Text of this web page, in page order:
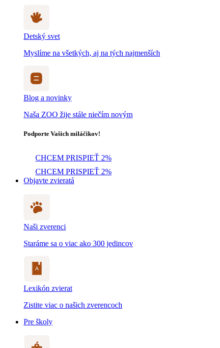
Detský svet
Myslíme na všetkých, aj na tých najmenších
Blog a novinky
Naša ZOO žije stále niečím novým
Podporte Vašich miláčikov!
CHCEM PRISPIEŤ 2%
CHCEM PRISPIEŤ 2%
Objavte zvieratá
Naši zverenci
Staráme sa o viac ako 300 jedincov
Lexikón zvierat
Zistite viac o našich zverencoch
Pre školy